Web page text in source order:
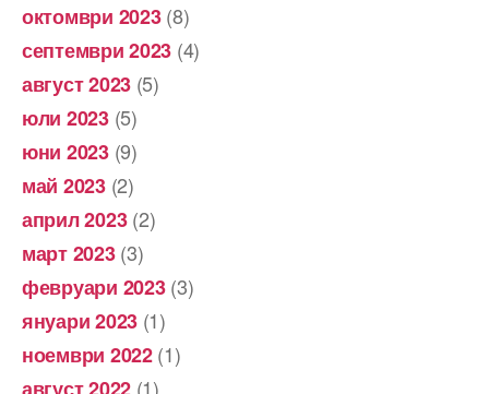
октомври 2023(8)
септември 2023 (4)
август 2023 (5)
юли 2023(5)
юни 2023(9)
май 2023(2)
април 2023(2)
март 2023(3)
февруари 2023(3)
януари 2023 (1)
ноември 2022(1)
(1)